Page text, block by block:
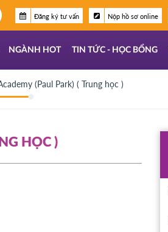
Đăng ký tư vấn Nộp hồ sơ online
NGÀNH HOT TIN TỨC - HỌC BỔNG
(Paul Park) ( Trung học )
HỌC )